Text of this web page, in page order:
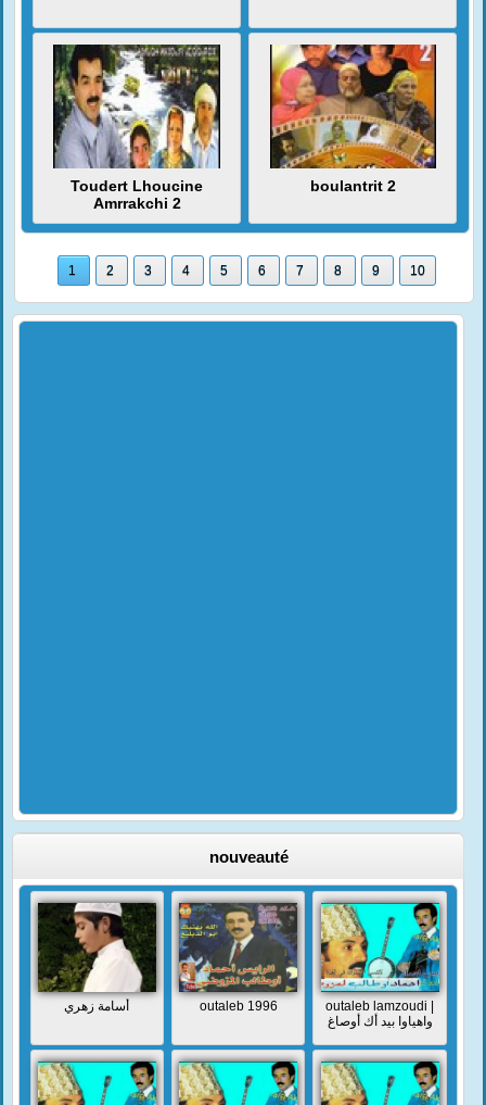
Toudert Lhoucine
Amrrakchi 2
boulantrit 2
1 2 3 4 5 6 7 8 9 10
nouveauté
أسامة زهري outaleb 1996
outaleb lamzoudi |
واهياوا بيد أك أوصاغ